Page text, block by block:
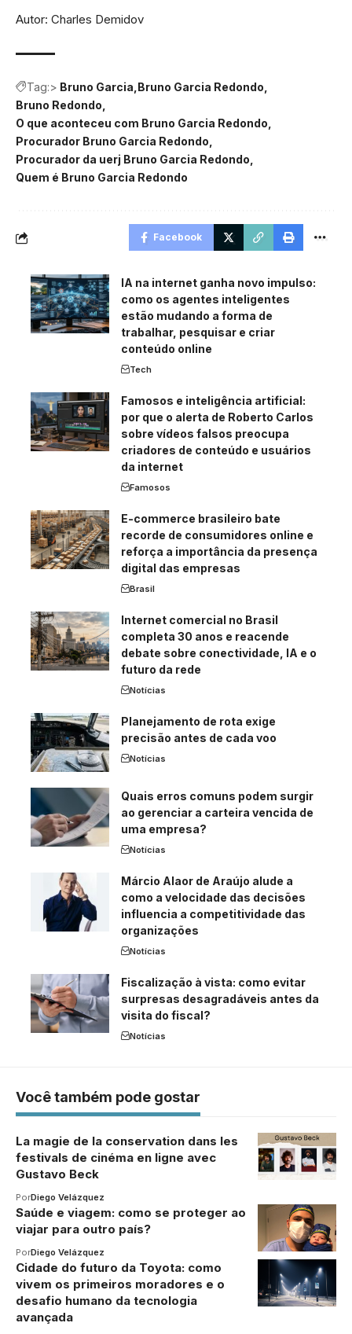
Autor: Charles Demidov
Tag:> Bruno Garcia Bruno Garcia Redondo
Bruno Redondo
O que aconteceu com Bruno Garcia Redondo
Procurador Bruno Garcia Redondo
Procurador da uerj Bruno Garcia Redondo
Quem é Bruno Garcia Redondo
Facebook
IA na internet ganha novo impulso:
como os agentes inteligentes
estão mudando a forma de
trabalhar, pesquisar e criar
conteúdo online
Tech
Famosos e inteligência artificial:
por que o alerta de Roberto Carlos
sobre vídeos falsos preocupa
criadores de conteúdo e usuários
da internet
Famosos
E-commerce brasileiro bate
recorde de consumidores online e
reforça a importância da presença
digital das empresas
Brasil
Internet comercial no Brasil
completa 30 anos e reacende
debate sobre conectividade, IA e o
futuro da rede
Notícias
Planejamento de rota exige
precisão antes de cada voo
Notícias
Quais erros comuns podem surgir
ao gerenciar a carteira vencida de
uma empresa?
Notícias
Márcio Alaor de Araújo alude a
como a velocidade das decisões
influencia a competitividade das
organizações
Notícias
Fiscalização à vista: como evitar
surpresas desagradáveis antes da
visita do fiscal?
Notícias
Você também pode gostar
La magie de la conservation dans les
festivals de cinéma en ligne avec
Gustavo Beck
PorDiego Velázquez
Saúde e viagem: como se proteger ao
viajar para outro país?
PorDiego Velázquez
Cidade do futuro da Toyota: como
vivem os primeiros moradores e o
desafio humano da tecnologia
avançada